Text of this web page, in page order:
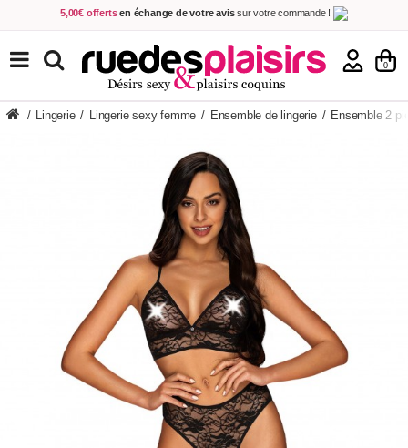
5,00€ offerts en échange de votre avissur votre commande !
Achetez aujourd'hui. Décidez quand payer !
Livraison en 48h
au prix de 2,90 € ! (Offerte dès 69,00€ d'achat)
0
TOUS NOS PRODUITS
/ Lingerie / Lingerie sexy femme / Ensemble de lingerie / Ensemble 2